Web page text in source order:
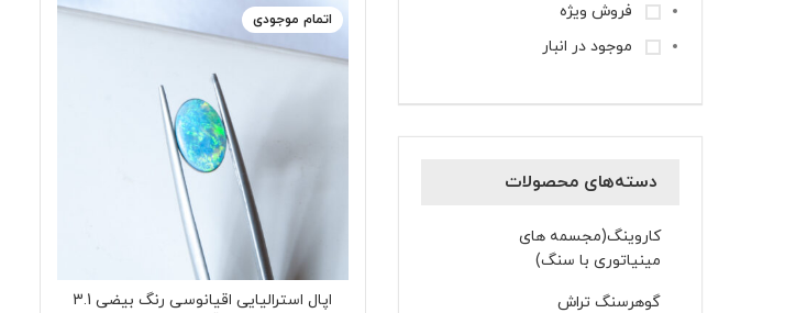
فروش ویژه
موجود در انبار
دسته‌های محصولات
کاروینگ(مجسمه های
مینیاتوری با سنگ)
گوهرسنگ تراش
اتمام موجودی
اپال استرالیایی اقیانوسی رنگ بیضی 3.1